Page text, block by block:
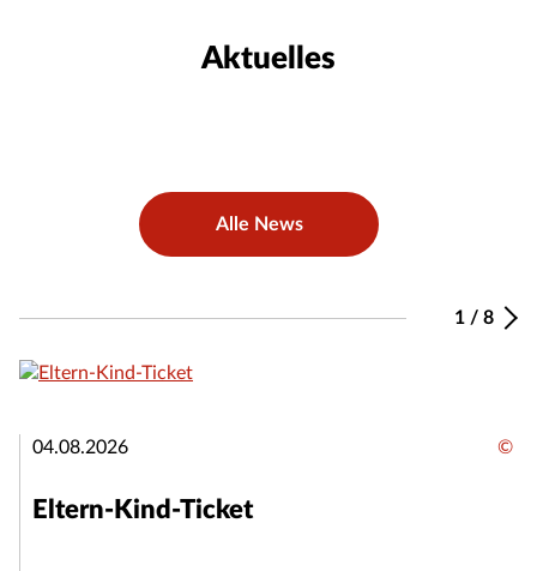
Aktuelles
Alle News
04.08.2026 ©
Eltern-Kind-Ticket
1 / 8